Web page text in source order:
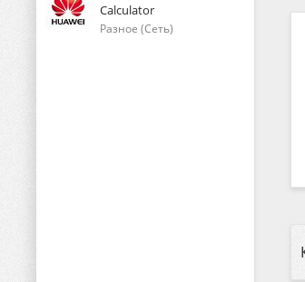
Calculator
Разное (Сеть)